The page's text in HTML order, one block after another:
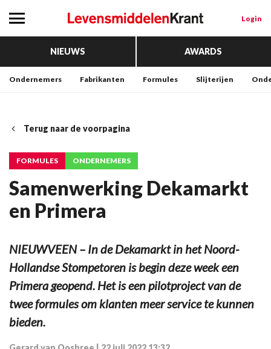
Login
NIEUWS AWARDS
Ondernemers Fabrikanten Formules Slijterijen
Terug naar de voorpagina
FORMULES ONDERNEMERS
Samenwerking Dekamarkt
en Primera
NIEUWVEEN – In de Dekamarkt in het Noord-
Hollandse Stompetoren is begin deze week een
Primera geopend. Het is een pilotproject van de
twee formules om klanten meer service te kunnen
bieden.